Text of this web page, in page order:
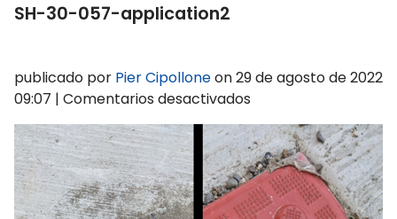
SH-30-057-application2
publicado por Pier Cipolloneon29 de agosto de 2022
09:07 | Comentarios desactivados
30-
057-
application2